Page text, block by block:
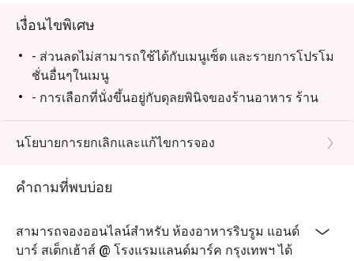
เงื่อนไขพิเศษ
- ส่วนลดไม่สามารถใช้ได้กับเมนูเซ็ต และรายการโปรโม
ชั่นอื่นๆในเมนู
- การเลือกที่นั่งขึ้นอยู่กับดุลยพินิจของร้านอาหาร ร้าน
อาหารอาจขอให้คุณรอในช่วงชั่วโมงเร่งด่วน
นโยบายการยกเลิกและแก้ไขการจอง
คำถามที่พบบ่อย
สามารถจองออนไลน์สำหรับ ห้องอาหารริบรูม แอนด์
บาร์ สเต็กเฮ้าส์ @ โรงแรมแลนด์มาร์ค กรุงเทพฯ ได้